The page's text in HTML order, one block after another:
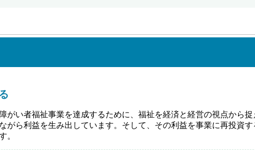
がい者福祉事業を達成するために、福祉を経済と経営の視点から
がら利益を生み出しています。そして、その利益を事業に再投資
。